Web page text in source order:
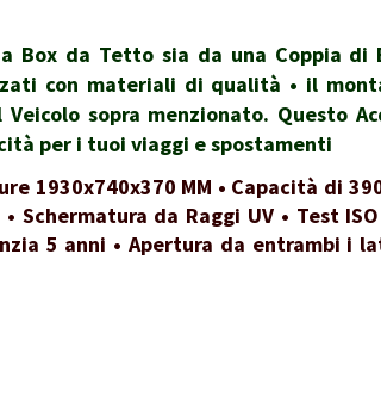
Box da Tetto sia da una Coppia
con materiali di qualità • il
sopra menzionato. Questo
per i tuoi viaggi e spostamenti
1930x740x370 MM • Capacità di
da Raggi UV • Test
5 anni • Apertura da entrambi i